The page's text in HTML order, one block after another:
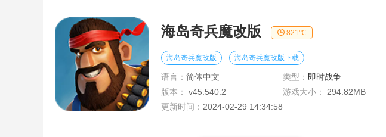
海岛奇兵魔改版 821℃
海岛奇兵魔改版 海岛奇兵魔改版下载
语言： 简体中文 类型： 即时战争
版本：
v45.540.2 游戏大小：
294.82MB
更新时间： 2024-02-29 14:34:58